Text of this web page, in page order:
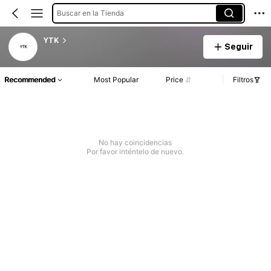
Buscar en la Tienda
YTK
Seguir
Recommended Most Popular Price Filtros
No hay coincidencias
Por favor inténtelo de nuevo.